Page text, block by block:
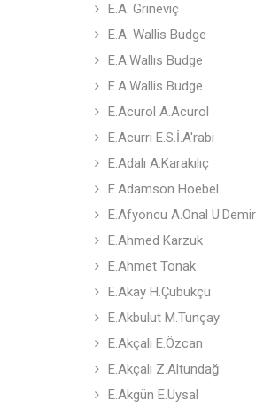
E.A. Grineviç
E.A. Wallis Budge
E.A.Wallıs Budge
E.A.Wallis Budge
E.Acurol A.Acurol
E.Acurri E.S.İ.A'rabi
E.Adalı A.Karakılıç
E.Adamson Hoebel
E.Afyoncu A.Önal U.Demir
E.Ahmed Karzuk
E.Ahmet Tonak
E.Akay H.Çubukçu
E.Akbulut M.Tunçay
E.Akçalı E.Özcan
E.Akçalı Z.Altundağ
E.Akgün E.Uysal